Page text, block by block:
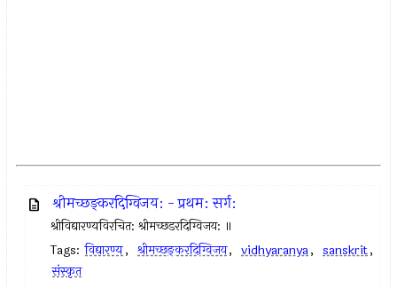
श्रीमच्छङ्करदिग्विजय: - प्रथम: सर्ग:
श्रीविद्यारण्यविरचित: श्रीमच्छडरदिग्विजय: ॥
Tags: विद्यारण्य, श्रीमच्छङ्करदिग्विजय, vidhyaranya, sanskrit,
संस्कृत